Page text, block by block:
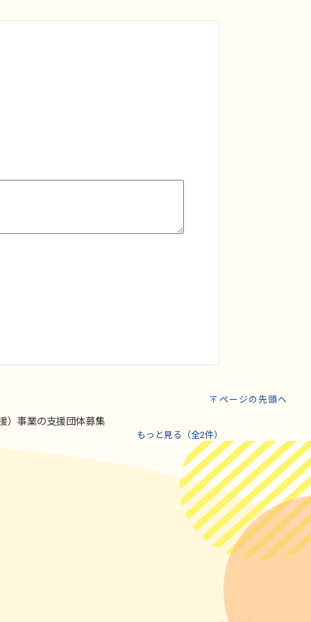
ページの先頭へ
）事業の支援団体募集
もっと見る（全2件）